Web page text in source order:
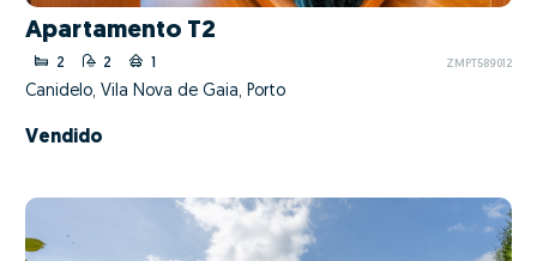
Apartamento T2
2 2 1 ZMPT589012
Canidelo, Vila Nova de Gaia, Porto
Vendido